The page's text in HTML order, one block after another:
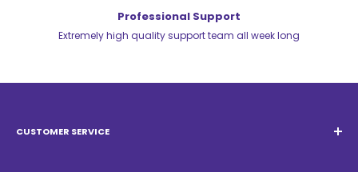
Professional Support
Extremely high quality support team all week long
CUSTOMER SERVICE